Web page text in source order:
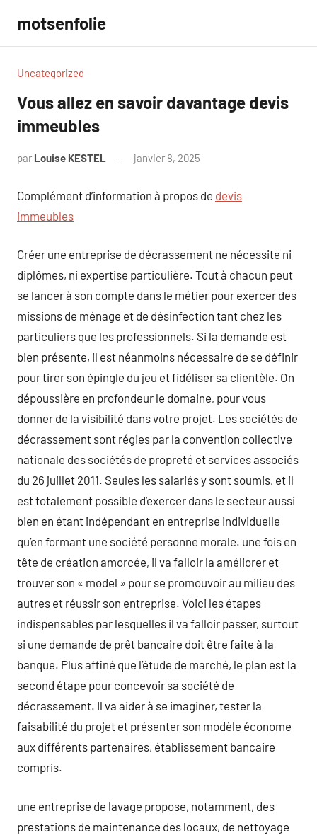
contenu
motsenfolie
Uncategorized
Vous allez en savoir davantage devis
immeubles
par Louise KESTEL janvier 8, 2025
Complément d’information à propos de devis
immeubles
Créer une entreprise de décrassement ne nécessite ni
diplômes, ni expertise particulière. Tout à chacun peut
se lancer à son compte dans le métier pour exercer des
missions de ménage et de désinfection tant chez les
particuliers que les professionnels. Si la demande est
bien présente, il est néanmoins nécessaire de se définir
pour tirer son épingle du jeu et fidéliser sa clientèle. On
dépoussière en profondeur le domaine, pour vous
donner de la visibilité dans votre projet. Les sociétés de
décrassement sont régies par la convention collective
nationale des sociétés de propreté et services associés
du 26 juillet 2011. Seules les salariés y sont soumis, et il
est totalement possible d’exercer dans le secteur aussi
bien en étant indépendant en entreprise individuelle
qu’en formant une société personne morale. une fois en
tête de création amorcée, il va falloir la améliorer et
trouver son « model » pour se promouvoir au milieu des
autres et réussir son entreprise. Voici les étapes
indispensables par lesquelles il va falloir passer, surtout
si une demande de prêt bancaire doit être faite à la
banque. Plus affiné que l’étude de marché, le plan est la
second étape pour concevoir sa société de
décrassement. Il va aider à se imaginer, tester la
faisabilité du projet et présenter son modèle économe
aux différents partenaires, établissement bancaire
compris.
une entreprise de lavage propose, notamment, des
prestations de maintenance des locaux, de nettoyage